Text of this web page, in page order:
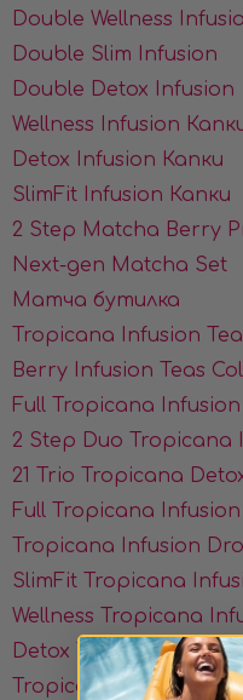
Double Wellness
Double Slim Infusion
Double Detox Infusion
Wellness Infusiоn
Detox Infusiоn Капки
SlimFit Infusiоn Капки
2 Step Matcha Berry
Next-gen Matcha Set
Матча бутилка
Tropicana Infusion
Berry Infusion Teas
Full Tropicana
2 Step Duo
21 Trio Tropicana
Full Tropicana
Tropicana Infusion
SlimFit Tropicana
Wellness Tropicana
Detox Tropicana
Tropicana Detox